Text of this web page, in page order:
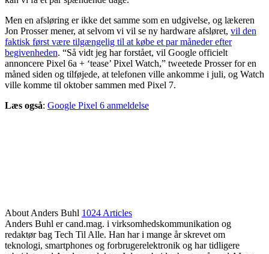
Men en afsløring er ikke det samme som en udgivelse, og lækeren
Jon Prosser mener, at selvom vi vil se ny hardware afsløret, vil den
faktisk først være tilgængelig til at købe et par måneder efter
begivenheden. “Så vidt jeg har forstået, vil Google officielt
annoncere Pixel 6a + ‘tease’ Pixel Watch,” tweetede Prosser for en
måned siden og tilføjede, at telefonen ville ankomme i juli, og Watch
ville komme til oktober sammen med Pixel 7.
Læs også: Google Pixel 6 anmeldelse
About Anders Buhl 1024 Articles
Anders Buhl er cand.mag. i virksomhedskommunikation og
redaktør bag Tech Til Alle. Han har i mange år skrevet om
teknologi, smartphones og forbrugerelektronik og har tidligere